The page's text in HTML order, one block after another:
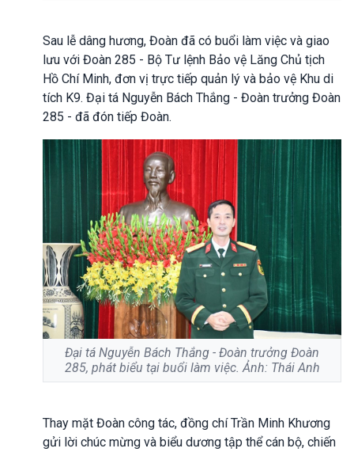
Sau lễ dâng hương, Đoàn đã có buổi làm việc và giao
lưu với Đoàn 285 - Bộ Tư lệnh Bảo vệ Lăng Chủ tịch
Hồ Chí Minh, đơn vị trực tiếp quản lý và bảo vệ Khu di
tích K9. Đại tá Nguyễn Bách Thắng - Đoàn trưởng Đoàn
285 - đã đón tiếp Đoàn.
Đại tá Nguyễn Bách Thắng - Đoàn trưởng Đoàn
285, phát biểu tại buổi làm việc. Ảnh: Thái Anh
Thay mặt Đoàn công tác, đồng chí Trần Minh Khương
gửi lời chúc mừng và biểu dương tập thể cán bộ, chiến